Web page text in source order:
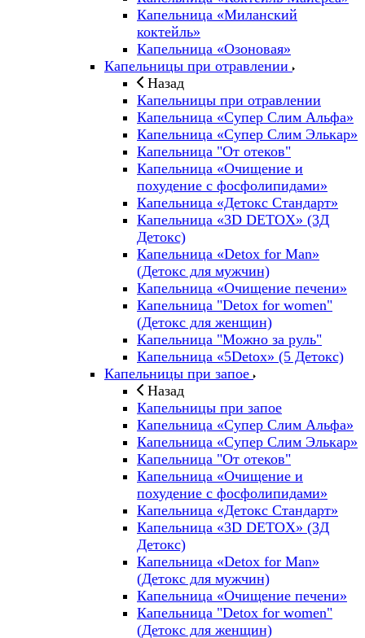
Капельница «Миланский
коктейль»
Капельница «Озоновая»
Капельницы при отравлении
Назад
Капельницы при отравлении
Капельница «Супер Слим Альфа»
Капельница «Супер Слим Элькар»
Капельница "От отеков"
Капельница «Очищение и
похудение с фосфолипидами»
Капельница «Детокс Стандарт»
Капельница «3D DETOX» (3Д
Детокс)
Капельница «Detox for Man»
(Детокс для мужчин)
Капельница «Очищение печени»
Капельница "Detox for women"
(Детокс для женщин)
Капельница "Можно за руль"
Капельница «5Detox» (5 Детокс)
Капельницы при запое
Назад
Капельницы при запое
Капельница «Супер Слим Альфа»
Капельница «Супер Слим Элькар»
Капельница "От отеков"
Капельница «Очищение и
похудение с фосфолипидами»
Капельница «Детокс Стандарт»
Капельница «3D DETOX» (3Д
Детокс)
Капельница «Detox for Man»
(Детокс для мужчин)
Капельница «Очищение печени»
Капельница "Detox for women"
(Детокс для женщин)